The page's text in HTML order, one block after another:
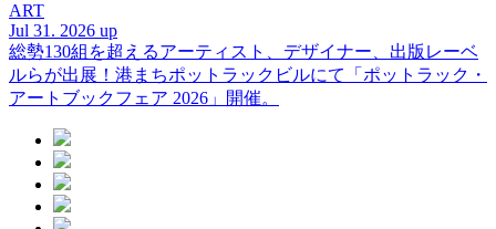
ART
Jul 31. 2026 up
総勢130組を超えるアーティスト、デザイナー、出版レーベ
ルらが出展！港まちポットラックビルにて「ポットラック・
アートブックフェア 2026」開催。